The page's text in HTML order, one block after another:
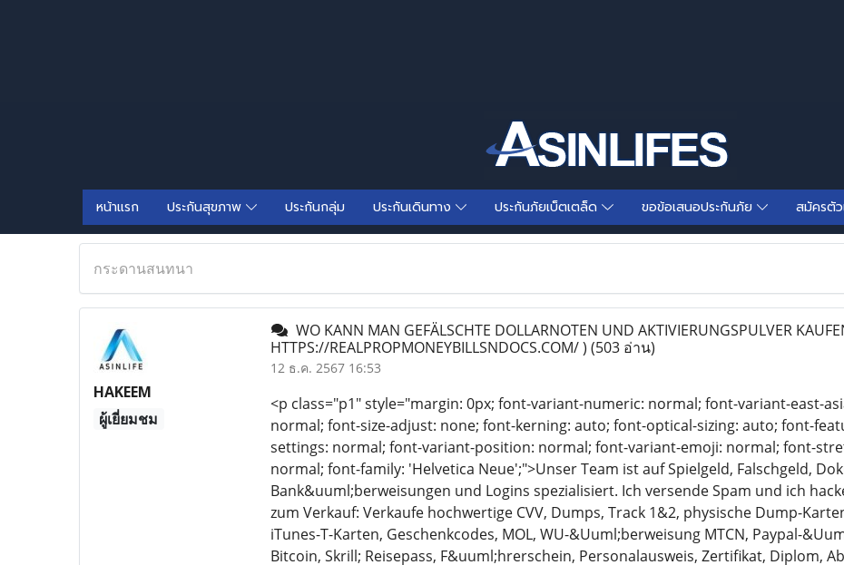
หน้าแรก ประกันสุขภาพ ประกันกลุ่ม ประกันเดินทาง ประกันภัยเบ็ตเตล็ด ขอข้อเสนอประกันภัย สมัครตั
กระดานสนทนา
HAKEEM
ผู้เยี่ยมชม
WO KANN MAN GEFÄLSCHTE DOLLARNOTEN UND AKTIVIERUNGSPULVER
HTTPS://REALPROPMONEYBILLSNDOCS.COM/ ) (503 อ่าน)
12 ธ.ค. 2567 16:53
<p class="p1" style="margin: 0px; font-variant-numeric: normal; font-variant-east-
normal; font-size-adjust: none; font-kerning: auto; font-optical-sizing: auto; font-
settings: normal; font-variant-position: normal; font-variant-emoji: normal; font-
normal; font-family: 'Helvetica Neue';">Unser Team ist auf Spielgeld, Falschgeld,
Bank&uuml;berweisungen und Logins spezialisiert. Ich versende Spam und ich
zum Verkauf: Verkaufe hochwertige CVV, Dumps, Track 1&2, physische Dump-
iTunes-T-Karten, Geschenkcodes, MOL, WU-&Uuml;berweisung MTCN, Paypal-
Bitcoin, Skrill; Reisepass, F&uuml;hrerschein, Personalausweis, Zertifikat, Diplom,